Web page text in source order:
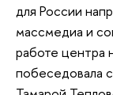
для России
массмедиа и
работе центра
побеседовала